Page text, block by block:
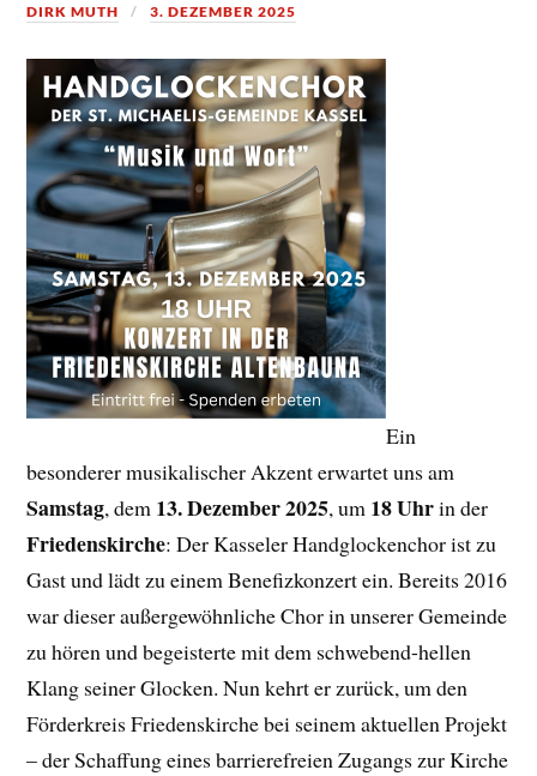
DIRK MUTH 3. DEZEMBER 2025
Ein
besonderer musikalischer Akzent erwartet uns am
Samstag, dem 13. Dezember 2025, um 18 Uhrin der
Friedenskirche: Der Kasseler Handglockenchor ist zu
Gast und lädt zu einem Benefizkonzert ein. Bereits 2016
war dieser außergewöhnliche Chor in unserer Gemeinde
zu hören und begeisterte mit dem schwebend-hellen
Klang seiner Glocken. Nun kehrt er zurück, um den
Förderkreis Friedenskirche bei seinem aktuellen Projekt
– der Schaffung eines barrierefreien Zugangs zur Kirche